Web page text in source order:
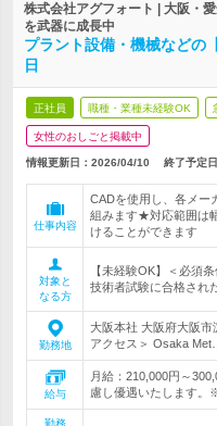
株式会社アグフォート | 大阪・
を武器に成長中
プラント設備・機械など
日
正社員 職種・業種未経験OK
女性のおしごと掲載中
情報更新日：2026/04/10 終了予定日
仕事内容
CADを使用し、各メー
組みます★対応範囲は
けることができます
対象と
なる方
【未経験OK】＜必須
技術者試験に合格され
勤務地
大阪本社 大阪府大阪市
アクセス＞ Osaka Met…
給与
月給：210,000円～
慮し優遇いたします。
勤務